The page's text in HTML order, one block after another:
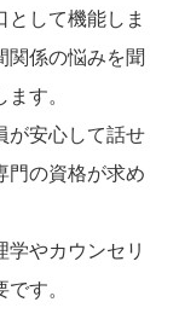
として機能しま
関係の悩みを聞
す。
が安心して話せ
門の資格が求め
学やカウンセリ
す。